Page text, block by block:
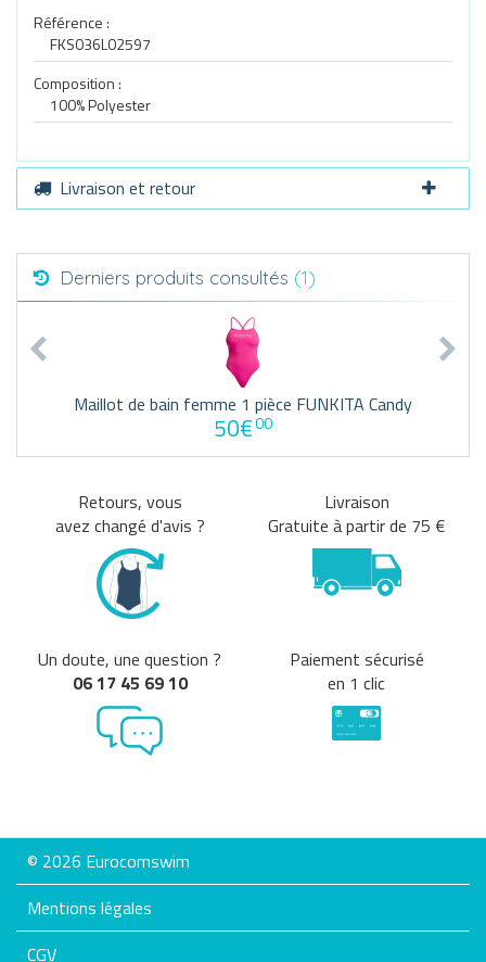
Référence :
FKS036L02597
Composition :
100% Polyester
Livraison et retour
Derniers produits consultés (1)
Maillot de bain femme 1 pièce FUNKITA Candy
50€00
Retours, vous
avez changé d'avis ?
Livraison
Gratuite à partir de 75 €
Un doute, une question ?
06 17 45 69 10
Paiement sécurisé
en 1 clic
© 2026 Eurocomswim
Mentions légales
CGV